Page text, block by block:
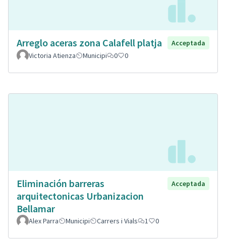
Arreglo aceras zona Calafell platja
Acceptada
Victoria Atienza
Municipi 0 0
Eliminación barreras
arquitectonicas Urbanizacion
Bellamar
Acceptada
Alex Parra Municipi Carrers i Vials 1 0